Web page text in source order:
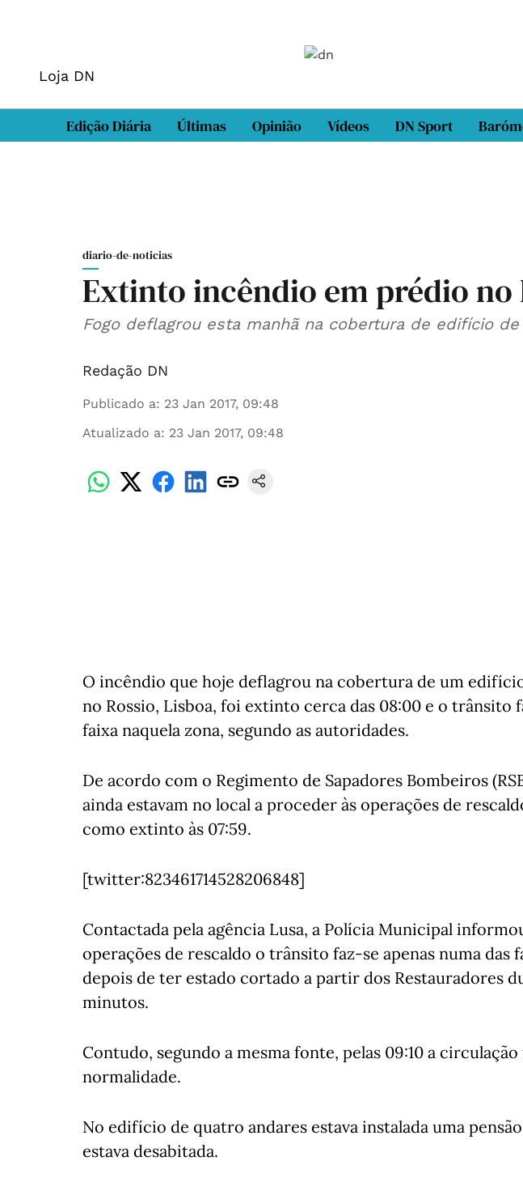
Loja DN
Edição Diária Últimas Opinião Vídeos DN Sport
diario-de-noticias
Extinto incêndio em prédio no
Fogo deflagrou esta manhã na cobertura de edifício
Redação DN
Publicado a: 23 Jan 2017, 09:48
Atualizado a: 23 Jan 2017, 09:48
O incêndio que hoje deflagrou na cobertura de um
no Rossio, Lisboa, foi extinto cerca das 08:00 e o trânsito
faixa naquela zona, segundo as autoridades.
De acordo com o Regimento de Sapadores Bombeiros
ainda estavam no local a proceder às operações de
como extinto às 07:59.
[twitter:823461714528206848]
Contactada pela agência Lusa, a Polícia Municipal
operações de rescaldo o trânsito faz-se apenas numa das
depois de ter estado cortado a partir dos Restauradores
minutos.
Contudo, segundo a mesma fonte, pelas 09:10 a
normalidade.
No edifício de quatro andares estava instalada uma
estava desabitada.